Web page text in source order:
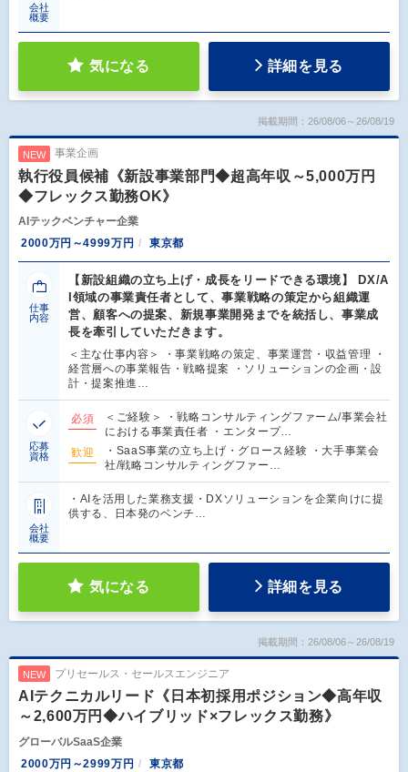
会社
概要
気になる 詳細を見る
掲載期間：26/08/06～26/08/19
NEW 事業企画
執行役員候補《新設事業部門◆超高年収～5,000万円
◆フレックス勤務OK》
AIテックベンチャー企業
2000万円～4999万円
東京都
仕事
内容
【新設組織の立ち上げ・成長をリードできる環境】 DX/A
I領域の事業責任者として、事業戦略の策定から組織運
営、顧客への提案、新規事業開発までを統括し、事業成
長を牽引していただきます。
＜主な仕事内容＞ ・事業戦略の策定、事業運営・収益管理 ・
経営層への事業報告・戦略提案 ・ソリューションの企画・設
計・提案推進…
応募
資格
必須
＜ご経験＞ ・戦略コンサルティングファーム/事業会社
における事業責任者 ・エンタープ…
歓迎
・SaaS事業の立ち上げ・グロース経験 ・大手事業会
社/戦略コンサルティングファー…
会社
概要
・AIを活用した業務支援・DXソリューションを企業向けに提
供する、日本発のベンチ…
気になる 詳細を見る
掲載期間：26/08/06～26/08/19
NEW プリセールス・セールスエンジニア
AIテクニカルリード《日本初採用ポジション◆高年収
～2,600万円◆ハイブリッド×フレックス勤務》
グローバルSaaS企業
2000万円～2999万円
東京都